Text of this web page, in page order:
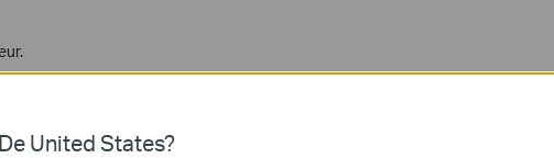
de toutes les étapes, veuillez contacter l'assistance.
De United States?